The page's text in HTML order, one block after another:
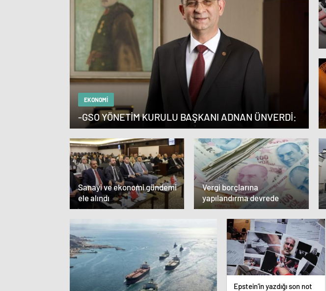
EKONOMI
-GSO YÖNETİM KURULU BAŞKANI ADNAN ÜNVERDİ:
Sanayi ve ekonomi gündemi
ele alındı
Vergi borçlarına
yapılandırma devrede
Epstein’in yazdığı son not